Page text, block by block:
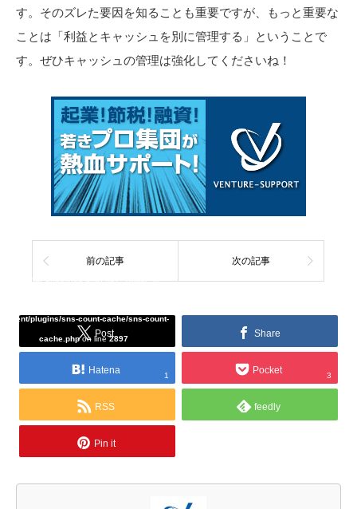
す。そのズレた要因を知ることも重要ですが、もっと重要な
ことは「利益とキャッシュを別に管理する」ということで
す。ぜひキャッシュの管理は強化してくださいね！
前の記事 次の記事
Post
plugins/sns-count-cache/sns-count-
cache.phpon line2897 Share
Hatena 1 Pocket 3
RSS feedly
Pin it